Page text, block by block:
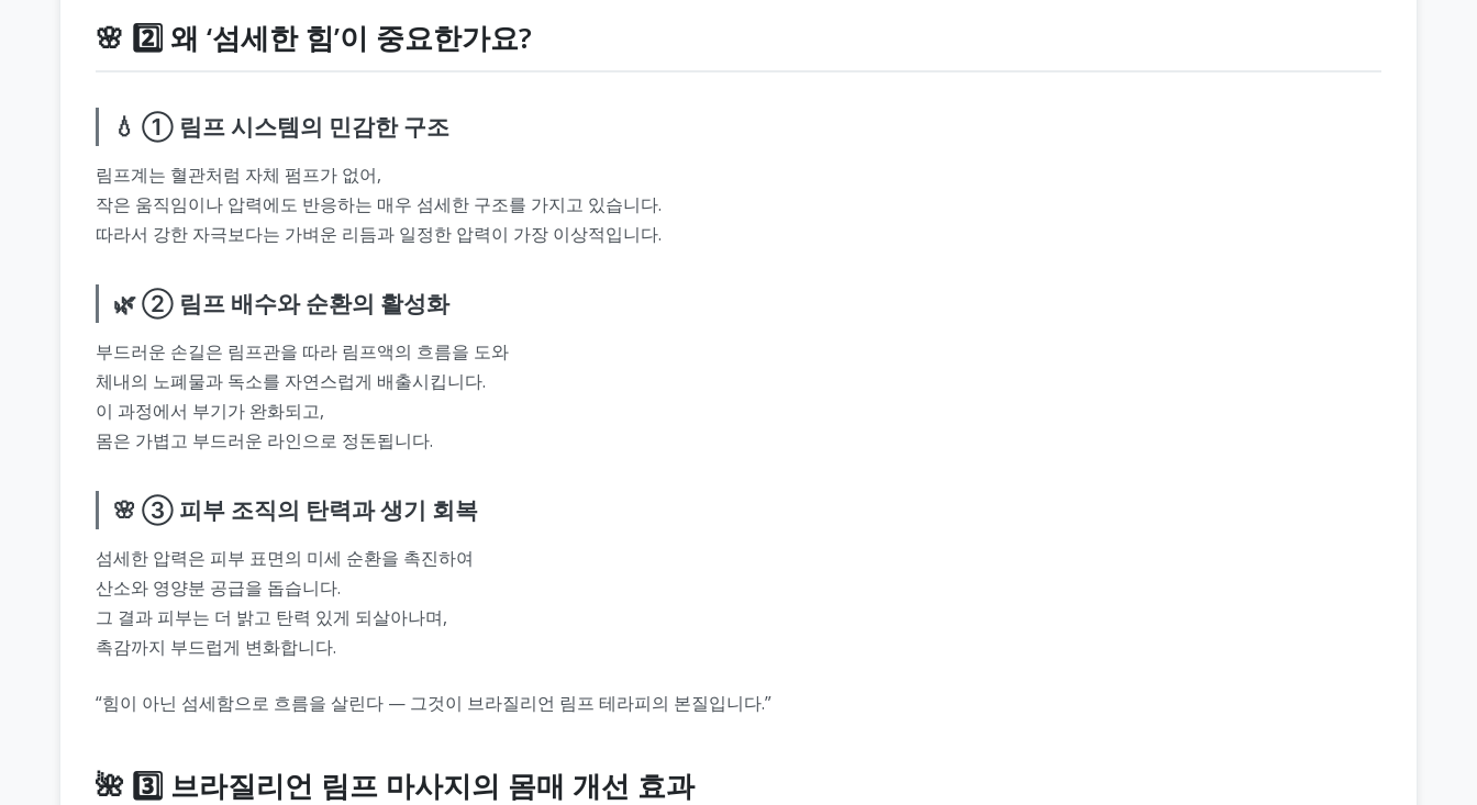
🌸 2️⃣ 왜 ‘섬세한 힘’이 중요한가요?
💧 ① 림프 시스템의 민감한 구조
림프계는 혈관처럼 자체 펌프가 없어,
작은 움직임이나 압력에도 반응하는 매우 섬세한 구조를 가지고 있습니다.
따라서 강한 자극보다는 가벼운 리듬과 일정한 압력이 가장 이상적입니다.
🌿 ② 림프 배수와 순환의 활성화
부드러운 손길은 림프관을 따라 림프액의 흐름을 도와
체내의 노폐물과 독소를 자연스럽게 배출시킵니다.
이 과정에서 부기가 완화되고,
몸은 가볍고 부드러운 라인으로 정돈됩니다.
🌸 ③ 피부 조직의 탄력과 생기 회복
섬세한 압력은 피부 표면의 미세 순환을 촉진하여
산소와 영양분 공급을 돕습니다.
그 결과 피부는 더 밝고 탄력 있게 되살아나며,
촉감까지 부드럽게 변화합니다.
“힘이 아닌 섬세함으로 흐름을 살린다 — 그것이 브라질리언 림프 테라피의 본질입니다.”
🌺 3️⃣ 브라질리언 림프 마사지의 몸매 개선 효과